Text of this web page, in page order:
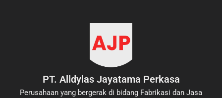
PT. Alldylas Jayatama Perkasa
Perusahaan yang bergerak di bidang Fabrikasi dan Jasa